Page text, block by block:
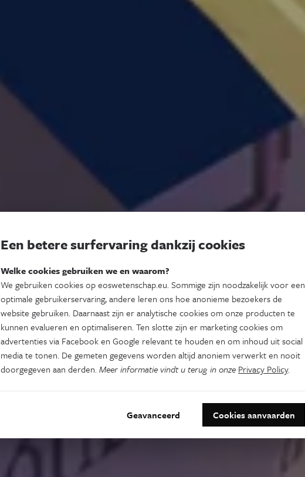
Een betere surfervaring dankzij cookies
Welke cookies gebruiken we en waarom?
We gebruiken cookies op eoswetenschap.eu. Sommige zijn noodzakelijk voor een
optimale gebruikerservaring, andere leren ons hoe anonieme bezoekers de
website gebruiken. Daarnaast zijn er analytische cookies om onze producten te
kunnen evalueren en optimaliseren. Ten slotte zijn er marketing cookies om
advertenties via Facebook en Google relevant te houden en om inhoud uit social
media te tonen. De gemeten gegevens worden altijd anoniem verwerkt en nooit
doorgegeven aan derden.Meer informatie vindt u terug in onze Privacy Policy.
Geavanceerd Cookies aanvaarden